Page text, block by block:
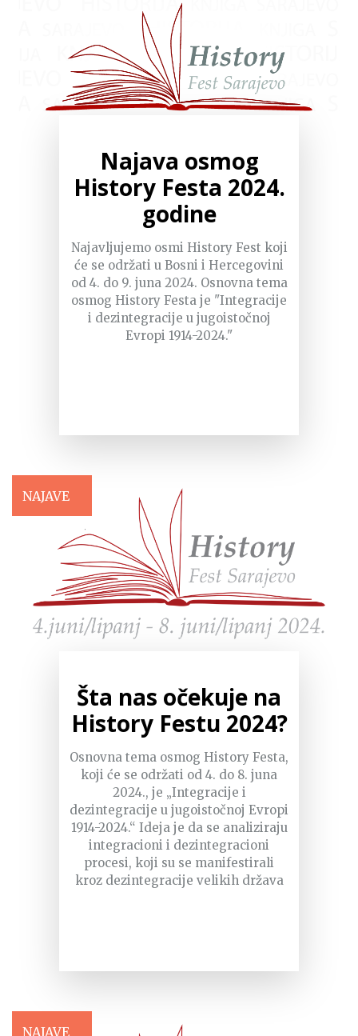
Najava osmog
History Festa 2024.
godine
Najavljujemo osmi History Fest koji
će se održati u Bosni i Hercegovini
od 4. do 9. juna 2024. Osnovna tema
osmog History Festa je "Integracije
i dezintegracije u jugoistočnoj
Evropi 1914-2024."
NAJAVE
Šta nas očekuje na
History Festu 2024?
Osnovna tema osmog History Festa,
koji će se održati od 4. do 8. juna
2024., je „Integracije i
dezintegracije u jugoistočnoj Evropi
1914-2024.“ Ideja je da se analiziraju
integracioni i dezintegracioni
procesi, koji su se manifestirali
kroz dezintegracije velikih država
NAJAVE